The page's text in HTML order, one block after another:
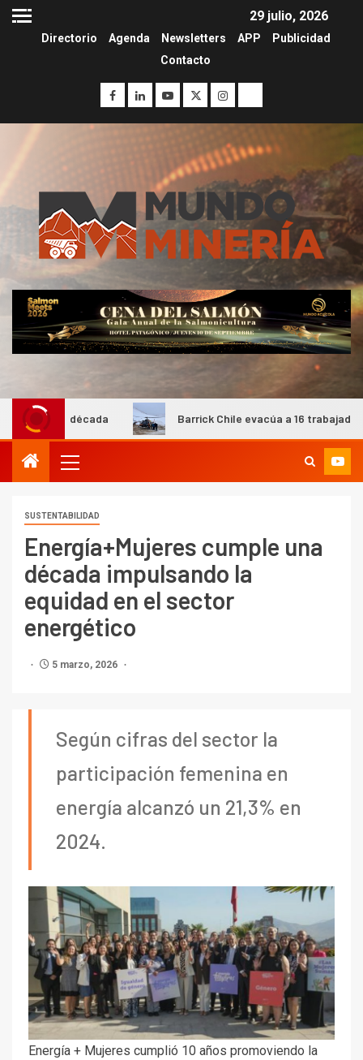
29 julio, 2026
Directorio Agenda Newsletters APP
Publicidad
Contacto
Barrick Chile evacúa a 16 trabajadores del
SUSTENTABILIDAD
Energía+Mujeres cumple una
década impulsando la
equidad en el sector
energético
5 marzo, 2026
Según cifras del sector la
participación femenina en
energía alcanzó un 21,3% en
2024.
Energía + Mujeres cumplió 10 años promoviendo la